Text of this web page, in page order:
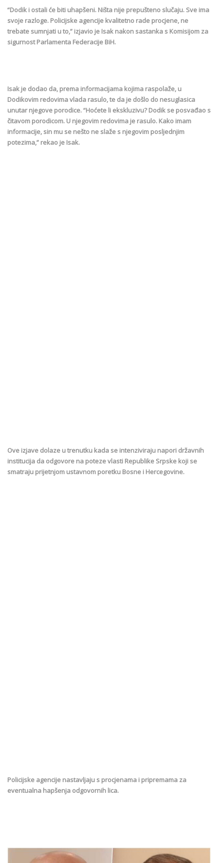
“Dodik i ostali će biti uhapšeni. Ništa nije prepušteno slučaju. Sve ima
svoje razloge. Policijske agencije kvalitetno rade procjene, ne
trebate sumnjati u to,” izjavio je Isak nakon sastanka s Komisijom za
sigurnost Parlamenta Federacije BiH.
Isak je dodao da, prema informacijama kojima raspolaže, u
Dodikovim redovima vlada rasulo, te da je došlo do nesuglasica
unutar njegove porodice. “Hoćete li ekskluzivu? Dodik se posvađao s
čitavom porodicom. U njegovim redovima je rasulo. Kako imam
informacije, sin mu se nešto ne slaže s njegovim posljednjim
potezima,” rekao je Isak.
Ove izjave dolaze u trenutku kada se intenziviraju napori državnih
institucija da odgovore na poteze vlasti Republike Srpske koji se
smatraju prijetnjom ustavnom poretku Bosne i Hercegovine.
Policijske agencije nastavljaju s procjenama i pripremama za
eventualna hapšenja odgovornih lica.